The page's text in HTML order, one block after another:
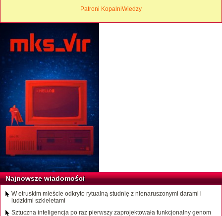
Patroni KopalniWiedzy
Najnowsze wiadomości
W etruskim mieście odkryto rytualną studnię z nienaruszonymi darami i
ludzkimi szkieletami
Sztuczna inteligencja po raz pierwszy zaprojektowała funkcjonalny genom